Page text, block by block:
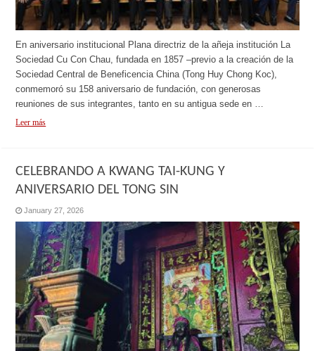
En aniversario institucional Plana directriz de la añeja institución La
Sociedad Cu Con Chau, fundada en 1857 –previo a la creación de la
Sociedad Central de Beneficencia China (Tong Huy Chong Koc),
conmemoró su 158 aniversario de fundación, con generosas
reuniones de sus integrantes, tanto en su antigua sede en …
Leer más
CELEBRANDO A KWANG TAI-KUNG Y
ANIVERSARIO DEL TONG SIN
January 27, 2026